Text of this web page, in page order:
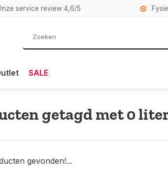
review 4,6/5 Fysieke
SALE
getagd met 0
gevonden!...